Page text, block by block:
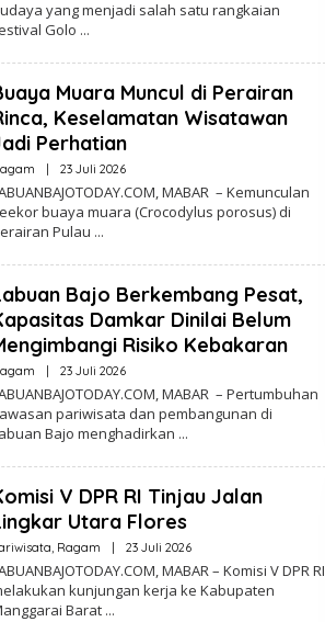
yang menjadi salah satu rangkaian
Golo
Muara Muncul di Perairan
Keselamatan Wisatawan
Perhatian
23 Juli 2026Oleh
MABAR – Kemunculan
buaya muara (Crocodylus porosus) di
Pulau
Bajo Berkembang Pesat,
Damkar Dinilai Belum
Risiko Kebakaran
23 Juli 2026Oleh
MABAR – Pertumbuhan
pariwisata dan pembangunan di
Bajo menghadirkan
V DPR RI Tinjau Jalan
Utara Flores
, Ragam 23 Juli 2026Oleh
MABAR – Komisi V DPR RI
kunjungan kerja ke Kabupaten
Barat